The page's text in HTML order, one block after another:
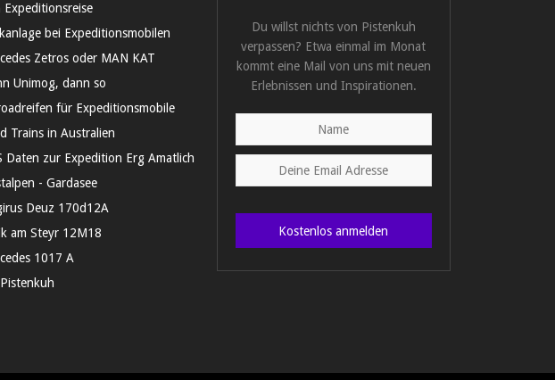
Expeditionsreise
bei Expeditionsmobilen
Zetros oder MAN KAT
Unimog, dann so
für Expeditionsmobile
Trains in Australien
Daten zur Expedition Erg Amatlich
- Gardasee
Deuz 170d12A
am Steyr 12M18
1017 A
Du willst nichts von Pistenkuh
verpassen? Etwa einmal im Monat
kommt eine Mail von uns mit neuen
Erlebnissen und Inspirationen.
Kostenlos anmelden